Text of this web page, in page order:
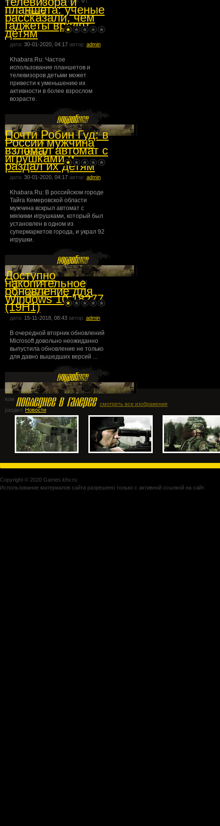
раздел: Новости
планшета: ученые
рассказали, чем
гаджеты вредят
детям
дата: 30-01-2020, 04:17 автор: admin
Khabara.Ru: Частое
использование планшетов и
телевизоров детьми может
привести к уменьшению их
активности в более взрослом
возрасте.
комментарии:0| просмотров:0|
раздел:Новости
Почти Робин Гуд: в
России мужчина
взломал автомат с
игрушками и
раздал их детям
дата: 30-01-2020, 04:17 автор: admin
Khabara.Ru: В российском городе
Тайга Кемеровской области
мужчина вскрыл автомат с
мягкими игрушками, который был
установлен в одном из
супермаркетов города, и украл 92
игрушки.
комментарии:0| просмотров:0|
раздел: Новости
Доступно
накопительное
обновление для
Windows 10 18277
(19H1)
дата: 15-11-2018, 08:43 автор: admin
В очередной вторник обновлений
Microsoft довольно неожиданно
выпустила обновление не только
для давно вышедших версий ...
комментарии:0| просмотров:0|
раздел: Новости
смотреть все изображения
Copyright © 2020 Games.khv.ru
Использование материалов сайта разрешено только с активной ссылкой на сайт.